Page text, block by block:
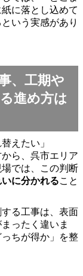
に落とし込めて
いう実感があり
、工期や
進め方は
えたい」
ら、呉市エリア
では、この判断
に分かれること
る工事は、表面
ったく違いま
ちが得か」を整